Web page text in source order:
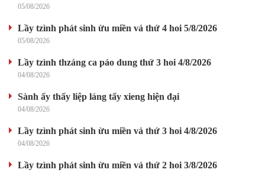
05/08/2026
Lầy tzình phát sinh ừu miền vả thứ 4 hoi 5/8/2026
05/08/2026
Lầy tzình thzáng ca páo dung thứ 3 hoi 4/8/2026
04/08/2026
Sành ấy thấy liệp láng tẩy xieng hiện đại
04/08/2026
Lầy tzình phát sinh ừu miền vả thứ 3 hoi 4/8/2026
04/08/2026
Lầy tzình phát sinh ừu miền vả thứ 2 hoi 3/8/2026